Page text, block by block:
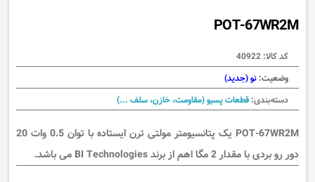
POT-67WR2M
کد کالا: 40922
وضعیت: نو (جدید)
دسته‌بندی: قطعات پسیو (مقاومت، خازن، سلف ...)
POT-67WR2M یک پتانسیومتر مولتی ترن ایستاده با توان 0.5 وات 20
دور رو بردی با مقدار 2 مگا اهم از برند BI Technologies می باشد.